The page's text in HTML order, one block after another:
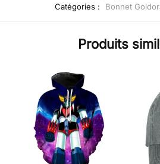
Catégories :
Bonnet
Produits